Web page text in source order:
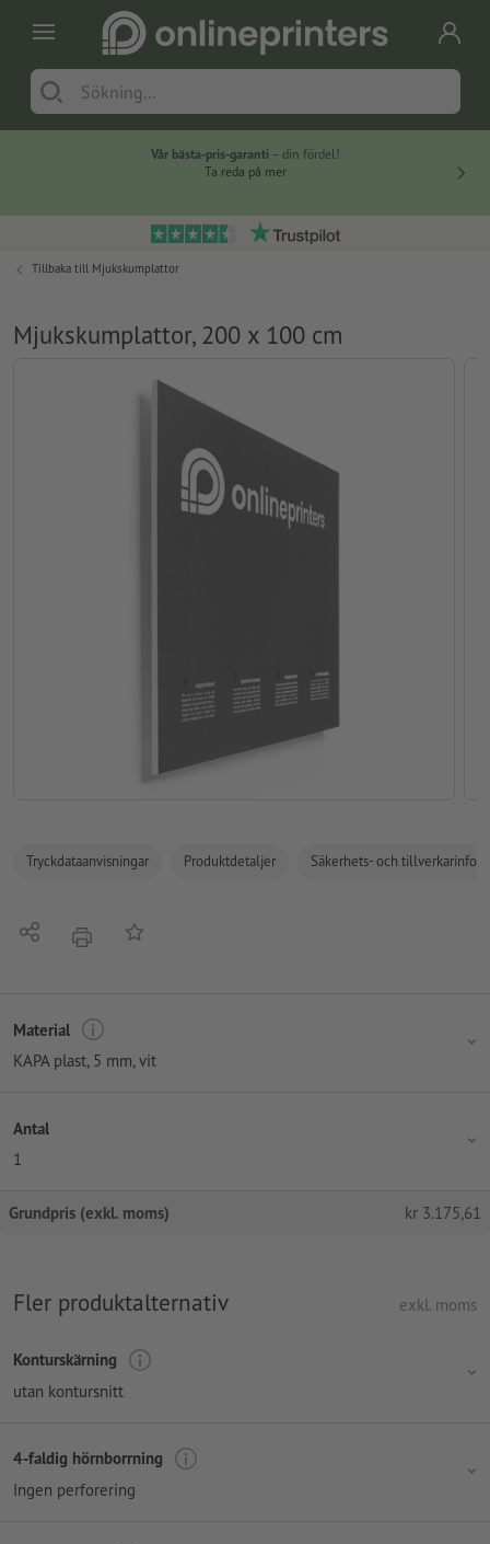
Vår bästa-pris-garanti – din fördel!
Ta reda på mer
Tillbaka till Mjukskumplattor
Mjukskumplattor, 200 x 100 cm
Tryckdataanvisningar Produktdetaljer Säkerhets- och
Dela erbjudandePå anteckningslistan
Material
KAPA plast, 5 mm, vit
Antal
1
Grundpris (exkl. moms) kr 3.175,61
Fler produktalternativ exkl. moms
Konturskärning
utan kontursnitt
4-faldig hörnborrning
Ingen perforering